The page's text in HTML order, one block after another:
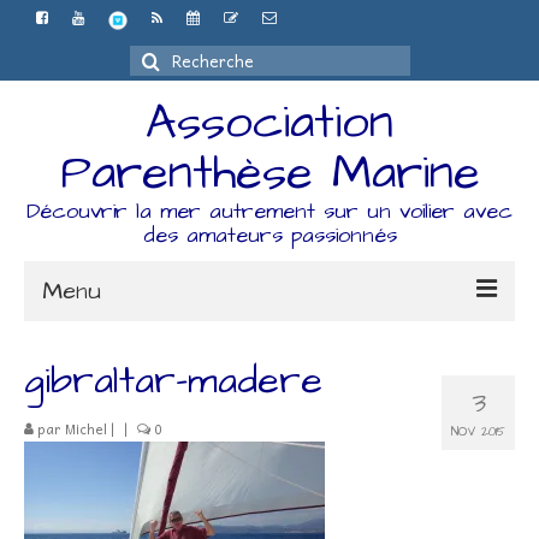
Rechercher
:
Association
Parenthèse Marine
Découvrir la mer autrement sur un voilier avec
des amateurs passionnés
Menu
Espace Adhérents
Organisation
3
NOV 2015
gibraltar-madere
par Michel | | 0